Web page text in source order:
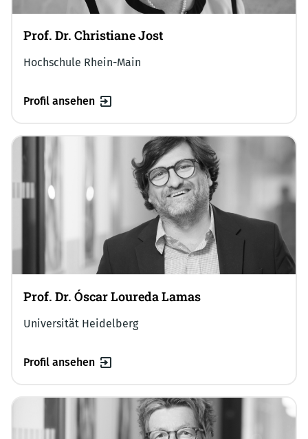
Prof. Dr. Christiane Jost
Hochschule Rhein-Main
Profil ansehen
Prof. Dr. Óscar Loureda Lamas
Universität Heidelberg
Profil ansehen